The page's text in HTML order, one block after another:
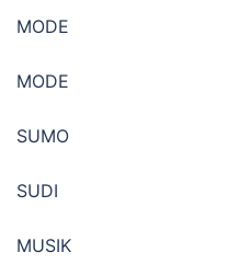
MODE
MODE
SUMO
SUDI
MUSIK